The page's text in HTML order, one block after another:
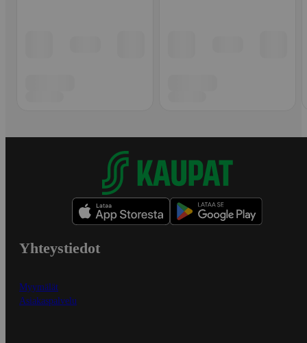
Yhteystiedot
Myymälät
Asiakaspalvelu